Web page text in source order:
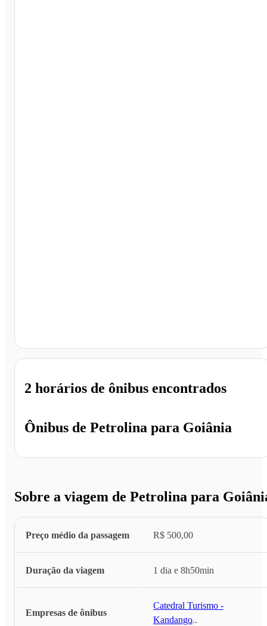
Ônibus de Petrolina para Goiânia
2 horários de ônibus encontrados
Sobre a viagem de Petrolina para
Preço médio da passagem R$ 500,00
Duração da viagem 1 dia e 8h50min
Empresas de ônibus
Catedral Turismo -
Kandango...